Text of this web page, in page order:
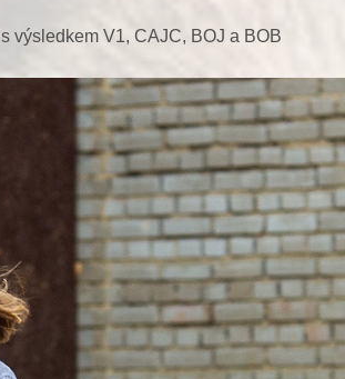
výsledkem V1, CAJC, BOJ a BOB